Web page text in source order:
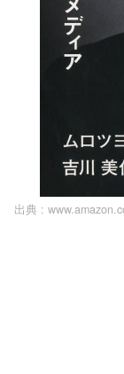
出典 :